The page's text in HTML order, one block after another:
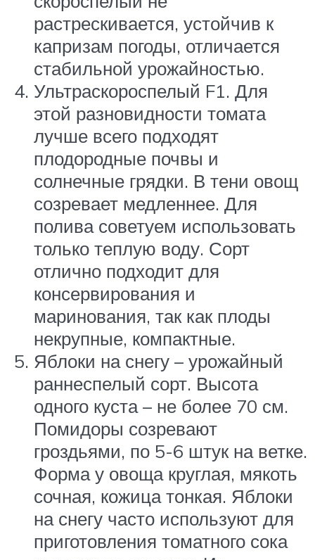
растрескивается, устойчив к
капризам погоды, отличается
стабильной урожайностью.
Ультраскороспелый F1. Для
этой разновидности томата
лучше всего подходят
плодородные почвы и
солнечные грядки. В тени овощ
созревает медленнее. Для
полива советуем использовать
только теплую воду. Сорт
отлично подходит для
консервирования и
маринования, так как плоды
некрупные, компактные.
Яблоки на снегу – урожайный
раннеспелый сорт. Высота
одного куста – не более 70 см.
Помидоры созревают
гроздьями, по 5-6 штук на ветке.
Форма у овоща круглая, мякоть
сочная, кожица тонкая. Яблоки
на снегу часто используют для
приготовления томатного сока